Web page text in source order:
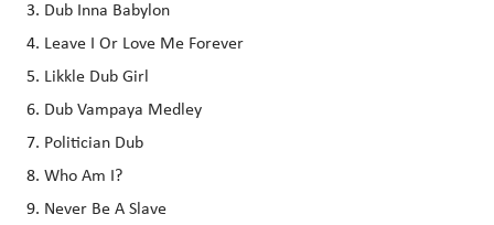
Dub Inna Babylon
Leave I Or Love Me Forever
Likkle Dub Girl
Dub Vampaya Medley
Politician Dub
Who Am I?
Never Be A Slave